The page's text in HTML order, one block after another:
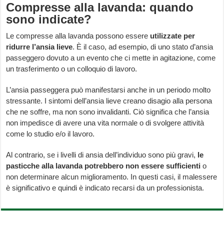
Compresse alla lavanda: quando
sono indicate?
Le compresse alla lavanda possono essere utilizzate per
ridurre l’ansia lieve. È il caso, ad esempio, di uno stato d’ansia
passeggero dovuto a un evento che ci mette in agitazione, come
un trasferimento o un colloquio di lavoro.
L’ansia passeggera può manifestarsi anche in un periodo molto
stressante. I sintomi dell’ansia lieve creano disagio alla persona
che ne soffre, ma non sono invalidanti. Ciò significa che l’ansia
non impedisce di avere una vita normale o di svolgere attività
come lo studio e/o il lavoro.
Al contrario, se i livelli di ansia dell’individuo sono più gravi, le
pasticche alla lavanda potrebbero non essere sufficienti o
non determinare alcun miglioramento. In questi casi, il malessere
è significativo e quindi è indicato recarsi da un professionista.